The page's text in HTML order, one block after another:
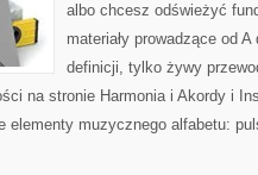
albo chcesz odświeżyć
materiały prowadzące od
definicji, tylko żywy
na stronie Harmonia i Akordy i
elementy muzycznego alfabetu: